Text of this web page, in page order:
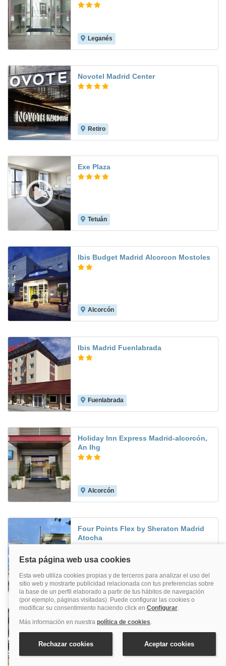
Leganés
Novotel Madrid Center
Retiro
Exe Plaza
Tetuán
Ibis Budget Madrid Alcorcon Mostoles
Alcorcón
Ibis Madrid Fuenlabrada
Fuenlabrada
Holiday Inn Express Madrid-alcorcón,
An Ihg
Alcorcón
Four Points Flex by Sheraton Madrid
Atocha
Atocha
Nuevo Boston